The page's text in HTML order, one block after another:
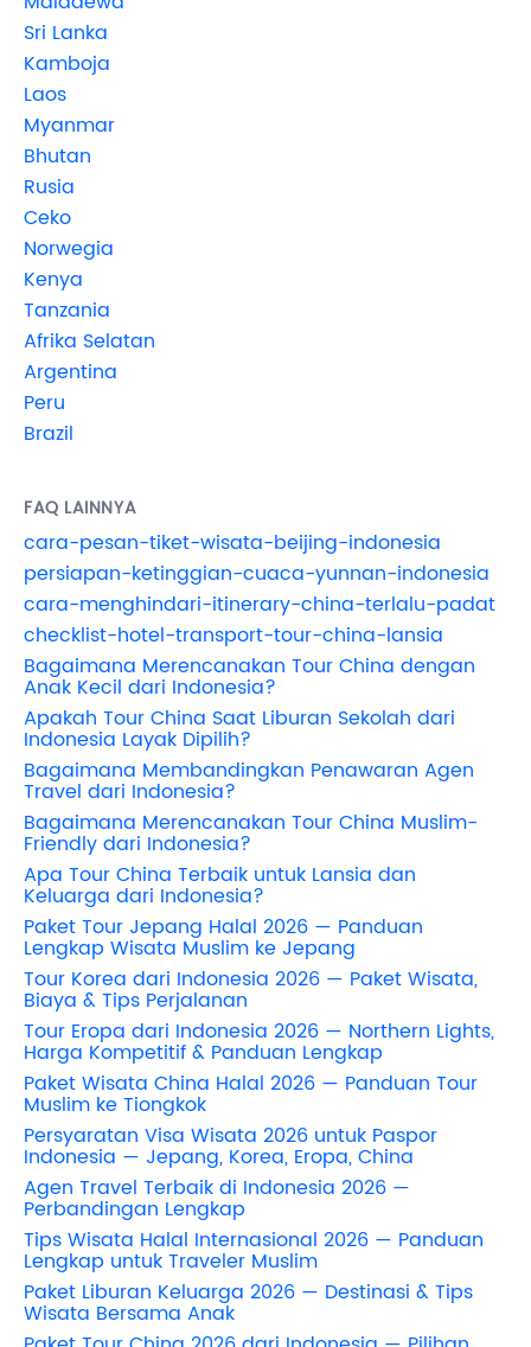
Sri Lanka
Kamboja
Laos
Myanmar
Bhutan
Rusia
Ceko
Norwegia
Kenya
Tanzania
Afrika Selatan
Argentina
Peru
Brazil
FAQ LAINNYA
cara-pesan-tiket-wisata-beijing-indonesia
persiapan-ketinggian-cuaca-yunnan-indonesia
cara-menghindari-itinerary-china-terlalu-padat
checklist-hotel-transport-tour-china-lansia
Bagaimana Merencanakan Tour China dengan
Anak Kecil dari Indonesia?
Apakah Tour China Saat Liburan Sekolah dari
Indonesia Layak Dipilih?
Bagaimana Membandingkan Penawaran Agen
Travel dari Indonesia?
Bagaimana Merencanakan Tour China Muslim-
Friendly dari Indonesia?
Apa Tour China Terbaik untuk Lansia dan
Keluarga dari Indonesia?
Paket Tour Jepang Halal 2026 — Panduan
Lengkap Wisata Muslim ke Jepang
Tour Korea dari Indonesia 2026 — Paket Wisata,
Biaya & Tips Perjalanan
Tour Eropa dari Indonesia 2026 — Northern Lights,
Harga Kompetitif & Panduan Lengkap
Paket Wisata China Halal 2026 — Panduan Tour
Muslim ke Tiongkok
Persyaratan Visa Wisata 2026 untuk Paspor
Indonesia — Jepang, Korea, Eropa, China
Agen Travel Terbaik di Indonesia 2026 —
Perbandingan Lengkap
Tips Wisata Halal Internasional 2026 — Panduan
Lengkap untuk Traveler Muslim
Paket Liburan Keluarga 2026 — Destinasi & Tips
Wisata Bersama Anak